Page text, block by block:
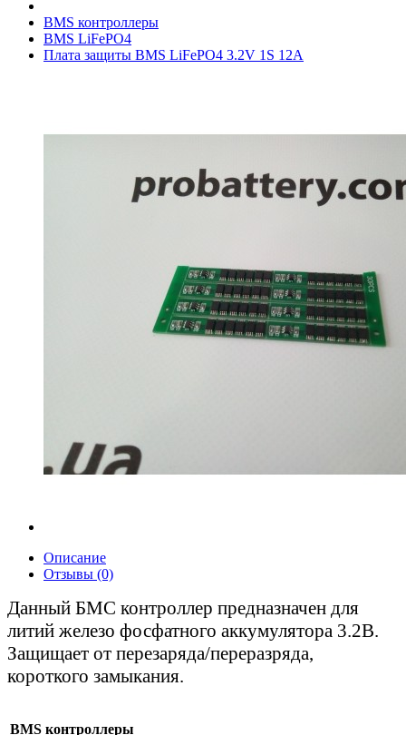
BMS контроллеры
BMS LiFePO4
Плата защиты BMS LiFePO4 3.2V 1S 12A
Описание
Отзывы (0)
Данный БМС контроллер предназначен для
литий железо фосфатного аккумулятора 3.2В.
Защищает от перезаряда/переразряда,
короткого замыкания.
BMS контроллеры